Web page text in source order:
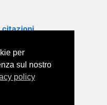
citazioni
citazioni
per
sul nostro
policy